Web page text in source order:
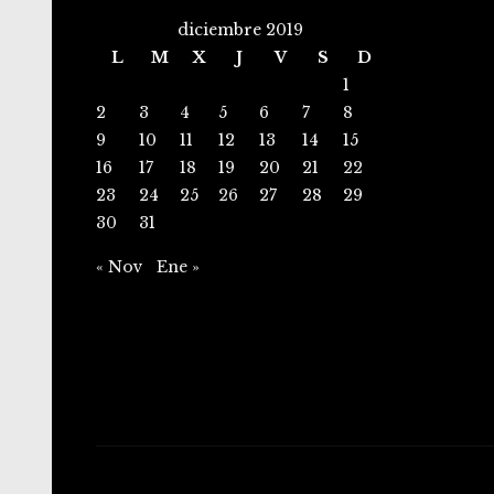
diciembre 2019
L
M X J V S
D
1
2
3 4 5 6 7
8
9
10 11 12 13 14
15
16
17 18 19 20 21
22
23
24 25 26 27 28
29
30
31
« Nov Ene »